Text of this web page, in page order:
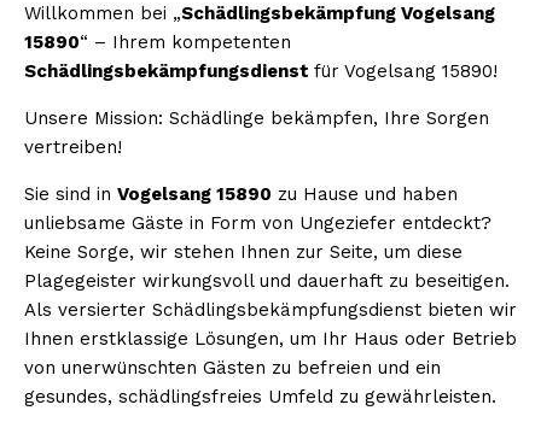
Willkommen bei „Schädlingsbekämpfung Vogelsang
15890“ – Ihrem kompetenten
Schädlingsbekämpfungsdienst für Vogelsang 15890!
Unsere Mission: Schädlinge bekämpfen, Ihre Sorgen
vertreiben!
Sie sind in Vogelsang 15890 zu Hause und haben
unliebsame Gäste in Form von Ungeziefer entdeckt?
Keine Sorge, wir stehen Ihnen zur Seite, um diese
Plagegeister wirkungsvoll und dauerhaft zu beseitigen.
Als versierter Schädlingsbekämpfungsdienst bieten wir
Ihnen erstklassige Lösungen, um Ihr Haus oder Betrieb
von unerwünschten Gästen zu befreien und ein
gesundes, schädlingsfreies Umfeld zu gewährleisten.